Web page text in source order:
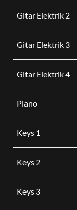
Gitar Elektrik 2
Gitar Elektrik 3
Gitar Elektrik 4
Piano
Keys 1
Keys 2
Keys 3